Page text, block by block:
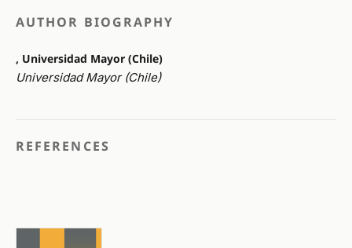
AUTHOR BIOGRAPHY
, Universidad Mayor (Chile)
Universidad Mayor (Chile)
REFERENCES